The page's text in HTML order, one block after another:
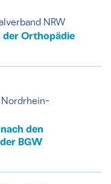
NRW
Orthopädie
Nordrhein-
den
BGW